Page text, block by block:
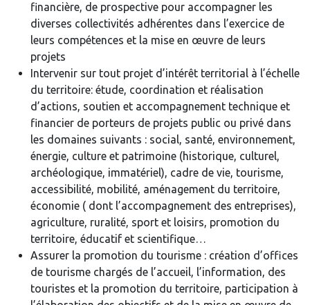
financière, de prospective pour accompagner les
diverses collectivités adhérentes dans l’exercice de
leurs compétences et la mise en œuvre de leurs
projets
Intervenir sur tout projet d’intérêt territorial à l’échelle
du territoire: étude, coordination et réalisation
d’actions, soutien et accompagnement technique et
financier de porteurs de projets public ou privé dans
les domaines suivants : social, santé, environnement,
énergie, culture et patrimoine (historique, culturel,
archéologique, immatériel), cadre de vie, tourisme,
accessibilité, mobilité, aménagement du territoire,
économie ( dont l’accompagnement des entreprises),
agriculture, ruralité, sport et loisirs, promotion du
territoire, éducatif et scientifique…
Assurer la promotion du tourisme : création d’offices
de tourisme chargés de l’accueil, l’information, des
touristes et la promotion du territoire, participation à